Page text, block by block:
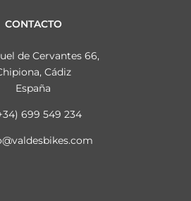
CONTACTO
de Cervantes 66,
Cádiz
España
699 549 234